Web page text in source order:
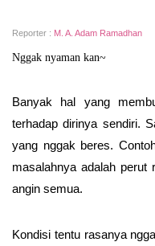
Reporter : M. A. Adam Ramadhan
Nggak nyaman kan~
Banyak hal yang
terhadap dirinya sendiri.
yang nggak beres.
masalahnya adalah perut
angin semua.
Kondisi tentu rasanya